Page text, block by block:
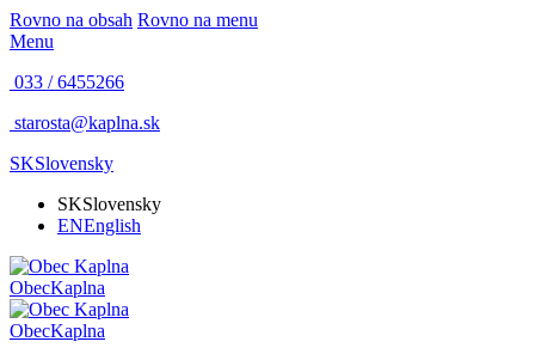
Rovno na obsah Rovno na menu
Menu
033 / 6455266
starosta@kaplna.sk
SKSlovensky
SKSlovensky
ENEnglish
ObecKaplna
ObecKaplna